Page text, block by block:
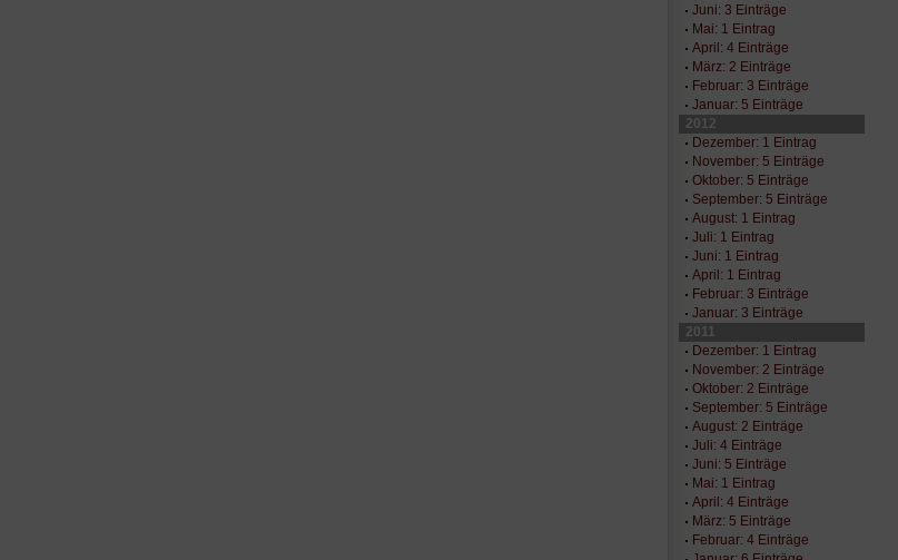
Juni: 3 Einträge
Mai: 1 Eintrag
April: 4 Einträge
März: 2 Einträge
Februar: 3 Einträge
Januar: 5 Einträge
2012
Dezember: 1 Eintrag
November: 5 Einträge
Oktober: 5 Einträge
September: 5 Einträge
August: 1 Eintrag
Juli: 1 Eintrag
Juni: 1 Eintrag
April: 1 Eintrag
Februar: 3 Einträge
Januar: 3 Einträge
2011
Dezember: 1 Eintrag
November: 2 Einträge
Oktober: 2 Einträge
September: 5 Einträge
August: 2 Einträge
Juli: 4 Einträge
Juni: 5 Einträge
Mai: 1 Eintrag
April: 4 Einträge
März: 5 Einträge
Februar: 4 Einträge